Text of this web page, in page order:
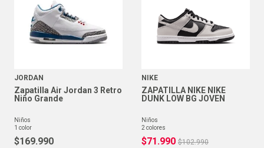
JORDAN
Zapatilla Air Jordan 3 Retro
Niño Grande
niños
1 color
$169.990
NIKE
ZAPATILLA NIKE NIKE
DUNK LOW BG JOVEN
niños
2 colores
$71 .990 $102.990